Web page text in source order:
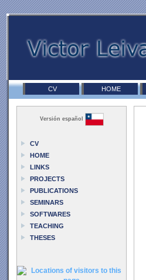
CV HOME
Versión español
CV
HOME
LINKS
PROJECTS
PUBLICATIONS
SEMINARS
SOFTWARES
TEACHING
THESES